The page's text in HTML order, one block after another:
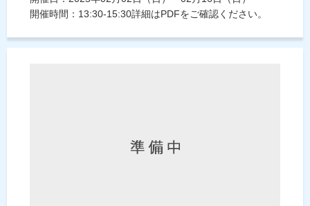
開催時間：13:30-15:30詳細はPDFをご確認ください。